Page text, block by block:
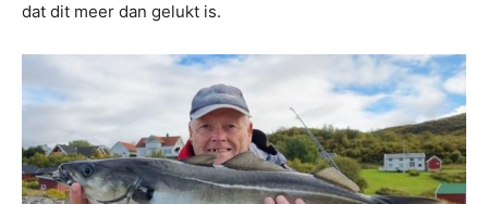
dat dit meer dan gelukt is.